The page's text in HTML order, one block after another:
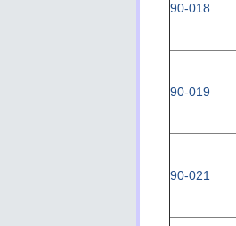
90-018
90-019
90-021